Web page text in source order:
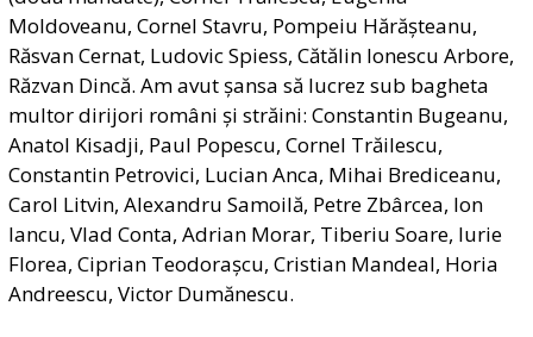
Moldoveanu, Cornel Stavru, Pompeiu Hărășteanu,
Răsvan Cernat, Ludovic Spiess, Cătălin Ionescu Arbore,
Răzvan Dincă. Am avut șansa să lucrez sub bagheta
multor dirijori români și străini: ConstantinBugeanu,
Anatol Kisadji, Paul Popescu, Cornel Trăilescu,
ConstantinPetrovici, Lucian Anca, Mihai Brediceanu,
Carol Litvin, Alexandru Samoilă, Petre Zbârcea, Ion
Iancu, Vlad Conta, Adrian Morar, Tiberiu Soare, Iurie
Florea, Ciprian Teodorașcu, Cristian Mandeal, Horia
Andreescu, Victor Dumănescu.